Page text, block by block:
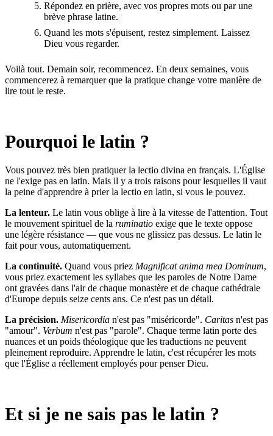
Répondez en prière, avec vos propres mots ou par une
brève phrase latine.
Quand les mots s'épuisent, restez simplement. Laissez
Dieu vous regarder.
Voilà tout. Demain soir, recommencez. En deux semaines, vous
commencerez à remarquer que la pratique change votre manière de
lire tout le reste.
Pourquoi le latin ?
Vous pouvez très bien pratiquer la lectio divina en français. L'Église
ne l'exige pas en latin. Mais il y a trois raisons pour lesquelles il vaut
la peine d'apprendre à prier la lectio en latin, si vous le pouvez.
La lenteur. Le latin vous oblige à lire à la vitesse de l'attention. Tout
le mouvement spirituel de la ruminatio exige que le texte oppose
une légère résistance — que vous ne glissiez pas dessus. Le latin le
fait pour vous, automatiquement.
La continuité. Quand vous priez Magnificat anima mea Dominum,
vous priez exactement les syllabes que les paroles de Notre Dame
ont gravées dans l'air de chaque monastère et de chaque cathédrale
d'Europe depuis seize cents ans. Ce n'est pas un détail.
La précision. Misericordia n'est pas "miséricorde". Caritas n'est pas
"amour". Verbum n'est pas "parole". Chaque terme latin porte des
nuances et un poids théologique que les traductions ne peuvent
pleinement reproduire. Apprendre le latin, c'est récupérer les mots
que l'Église a réellement employés pour penser Dieu.
Et si je ne sais pas le latin ?